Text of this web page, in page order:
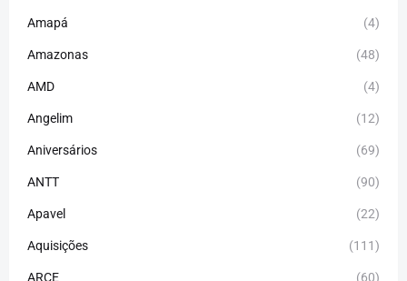
Amapá (4)
Amazonas (48)
AMD (4)
Angelim (12)
Aniversários (69)
ANTT (90)
Apavel (22)
Aquisições (111)
ARCE (60)